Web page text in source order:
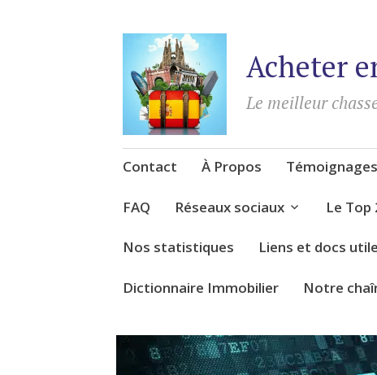
Acheter
Le meilleur
Accéder
contenu
Contact À Propos
FAQ Réseaux sociaux Le Top
Nos statistiques Liens et docs
Dictionnaire Immobilier Notre